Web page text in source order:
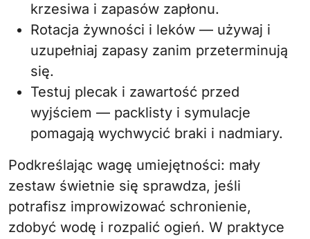
krzesiwa i zapasów zapłonu.
Rotacja żywności i leków — używaj i
uzupełniaj zapasy zanim przeterminują
się.
Testuj plecak i zawartość przed
wyjściem — packlisty i symulacje
pomagają wychwycić braki i nadmiary.
Podkreślając wagę umiejętności: mały
zestaw świetnie się sprawdza, jeśli
potrafisz improwizować schronienie,
zdobyć wodę i rozpalić ogień. W praktyce